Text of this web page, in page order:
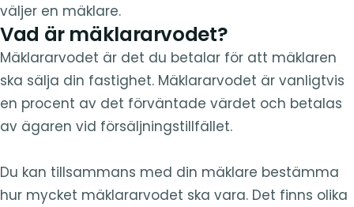
väljer en mäklare.
Vad är mäklararvodet?
Mäklararvodet är det du betalar för att mäklaren
ska sälja din fastighet. Mäklararvodet är vanligtvis
en procent av det förväntade värdet och betalas
av ägaren vid försäljningstillfället.
Du kan tillsammans med din mäklare bestämma
hur mycket mäklararvodet ska vara. Det finns olika